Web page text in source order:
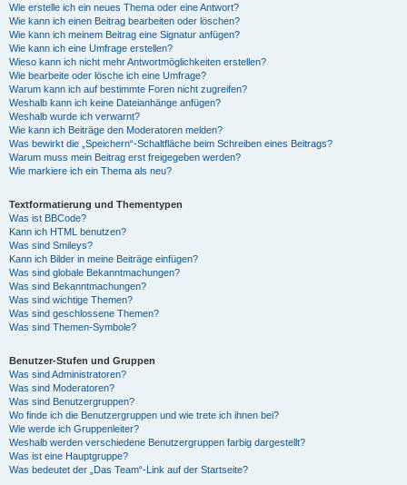
Wie erstelle ich ein neues Thema oder eine Antwort?
Wie kann ich einen Beitrag bearbeiten oder löschen?
Wie kann ich meinem Beitrag eine Signatur anfügen?
Wie kann ich eine Umfrage erstellen?
Wieso kann ich nicht mehr Antwortmöglichkeiten erstellen?
Wie bearbeite oder lösche ich eine Umfrage?
Warum kann ich auf bestimmte Foren nicht zugreifen?
Weshalb kann ich keine Dateianhänge anfügen?
Weshalb wurde ich verwarnt?
Wie kann ich Beiträge den Moderatoren melden?
Was bewirkt die „Speichern“-Schaltfläche beim Schreiben eines Beitrags?
Warum muss mein Beitrag erst freigegeben werden?
Wie markiere ich ein Thema als neu?
Textformatierung und Thementypen
Was ist BBCode?
Kann ich HTML benutzen?
Was sind Smileys?
Kann ich Bilder in meine Beiträge einfügen?
Was sind globale Bekanntmachungen?
Was sind Bekanntmachungen?
Was sind wichtige Themen?
Was sind geschlossene Themen?
Was sind Themen-Symbole?
Benutzer-Stufen und Gruppen
Was sind Administratoren?
Was sind Moderatoren?
Was sind Benutzergruppen?
Wo finde ich die Benutzergruppen und wie trete ich ihnen bei?
Wie werde ich Gruppenleiter?
Weshalb werden verschiedene Benutzergruppen farbig dargestellt?
Was ist eine Hauptgruppe?
Was bedeutet der „Das Team“-Link auf der Startseite?